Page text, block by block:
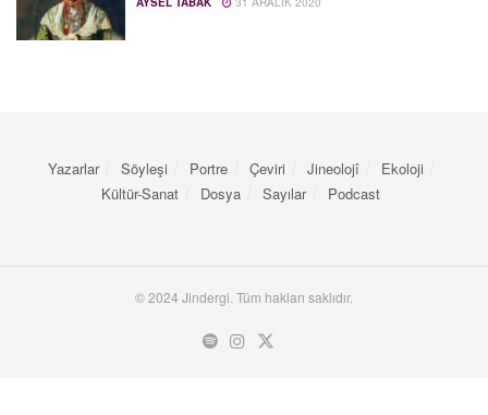
Yazarlar Söyleşi Portre Çeviri Jineolojî
Ekoloji
Kültür-Sanat
Dosya Sayılar Podcast
© 2024 Jindergi. Tüm hakları saklıdır.